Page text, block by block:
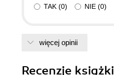
TAK (0) NIE (0)
więcej opinii
Recenzje książki